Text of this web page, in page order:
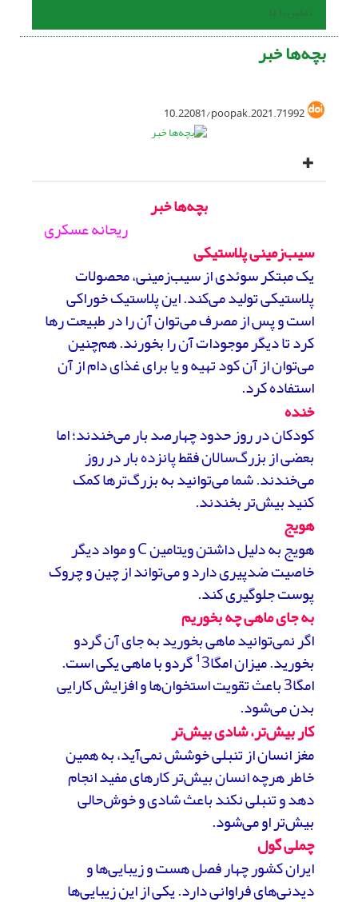
تماس با ما
بچه‌ها خبر
10.22081/poopak.2021.71992
بچه‌ها خبر
ریحانه عسکری
سیب‌زمینی پلاستیکی
یک مبتکر سوئدی از سیب‌زمینی، محصولات
پلاستیکی تولید می‌کند. این پلاستیک خوراکی
است و پس از مصرف می‌توان آن را در طبیعت رها
کرد تا دیگر موجودات آن را بخورند. هم‌چنین
می‌توان از آن کود تهیه و یا برای غذای دام از آن
استفاده کرد.
خنده
کودکان در روز حدود چهارصد بار می‌خندند؛ اما
بعضی از بزرگ‌سالان فقط پانزده بار در روز
می‌خندند. شما می‌توانید به بزرگ‌ترها کمک
کنید بیش‌تر بخندند.
هویج
هویج به دلیل داشتن ویتامین C و مواد دیگر
خاصیت ضدپیری دارد و می‌تواند از چین و چروک
پوست جلوگیری کند.
به جای ماهی چه بخوریم
اگر نمی‌توانید ماهی بخورید به جای آن گردو
بخورید. میزان امگا 13 گردو با ماهی یکی است.
امگا3 باعث تقویت استخوان‌ها و افزایش کارایی
بدن می‌شود.
کار بیش‌تر، شادی بیش‌تر
مغز انسان از تنبلی خوشش نمی‌آید، به همین
خاطر هرچه انسان بیش‌تر کارهای مفید انجام
دهد و تنبلی نکند باعث شادی و خوش‌حالی
بیش‌تر او می‌شود.
چملی گول
ایران کشور چهار فصل هست و زیبایی‌ها و
دیدنی‌های فراوانی دارد. یکی از این زیبایی‌ها